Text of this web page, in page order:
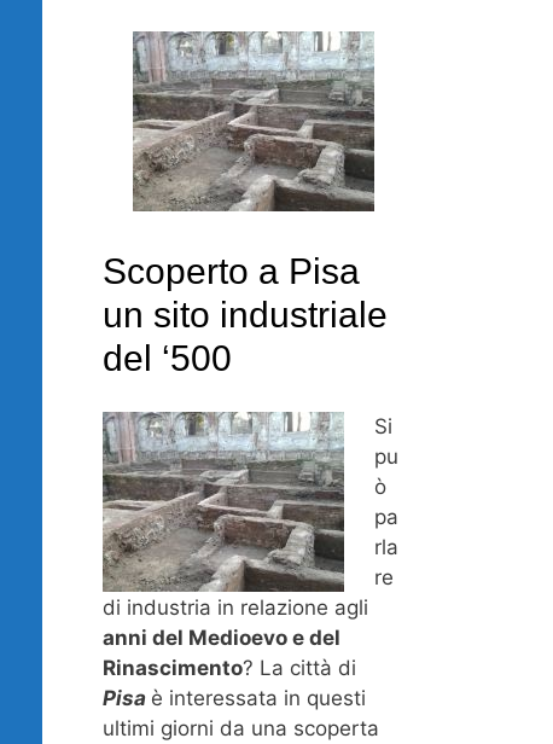
Scoperto a Pisa
un sito industriale
del ‘500
Si
pu
ò
pa
rla
re
di industria in relazione agli
anni del Medioevo e del
Rinascimento? La città di
Pisa è interessata in questi
ultimi giorni da una scoperta